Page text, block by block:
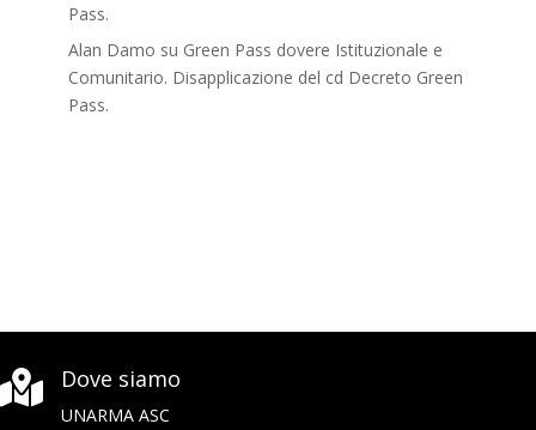
Pass.
Alan Damo su Green Pass dovere Istituzionale e
Comunitario. Disapplicazione del cd Decreto Green
Pass.
 Dove siamo
UNARMA ASC